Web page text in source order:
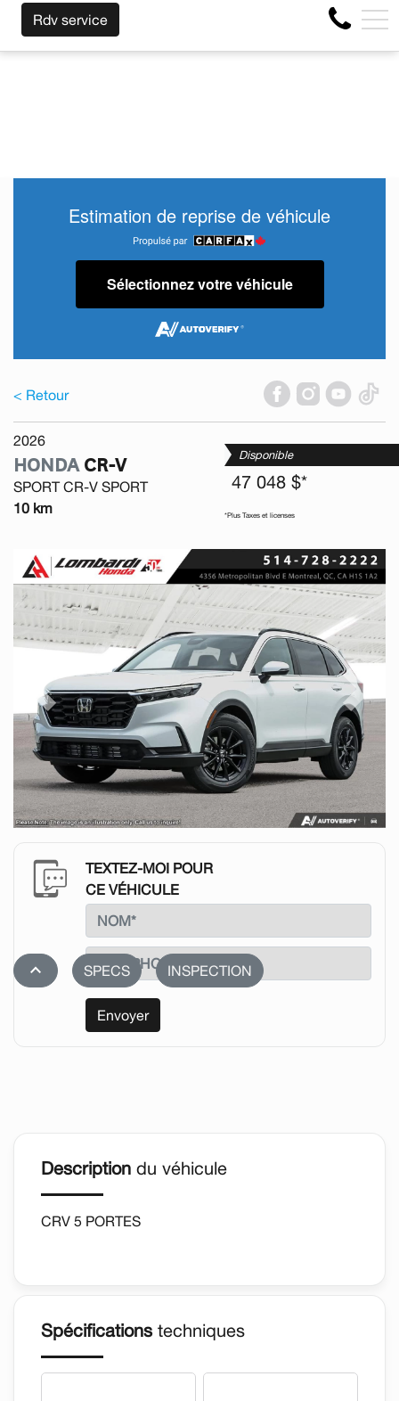
LA MARQUE AVANT LA FIN DE VOTRE BAIL !
4356 Boul Métropolitain E, Montréal, QC, CA H1S 1A2
EN
Rdv service
Estimation de reprise de véhicule
Sélectionnez votre véhicule
< Retour
2026
HONDACR-V
SPORT CR-V SPORT
10 km
Disponible
47 048 $*
*Plus Taxes et licenses
Previous Next
TEXTEZ-MOI POUR
CE VÉHICULE
Envoyer
stat_1 SPECS INSPECTION
Description du véhicule
CRV 5 PORTES
Spécificationstechniques